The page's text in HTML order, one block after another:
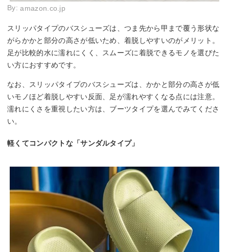
By:amazon.co.jp
スリッパタイプのバスシューズは、つま先から甲まで覆う形状な
がらかかと部分の高さが低いため、着脱しやすいのがメリット。
足が比較的水に濡れにくく、スムーズに着脱できるモノを選びた
い方におすすめです。
なお、スリッパタイプのバスシューズは、かかと部分の高さが低
いモノほど着脱しやすい反面、足が濡れやすくなる点には注意。
濡れにくさを重視したい方は、ブーツタイプを選んでみてくださ
い。
軽くてコンパクトな「サンダルタイプ」